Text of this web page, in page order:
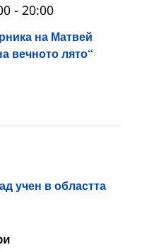
на Матвей
вечното лято“
- 20:00
учен в областта